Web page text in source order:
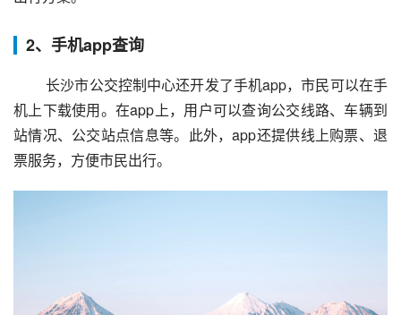
2、手机app查询
机上下载使用。在app上，用户可以查询公交线路、车辆到
站情况、公交站点信息等。此外，app还提供线上购票、退
票服务，方便市民出行。